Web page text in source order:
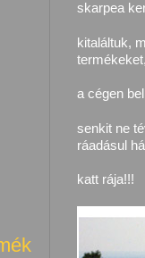
skarpea
kitaláltuk,
a cégen
senkit ne
ráadásul
katt rája!!!